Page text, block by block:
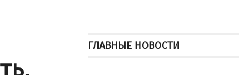
ГЛАВНЫЕ НОВОСТИ